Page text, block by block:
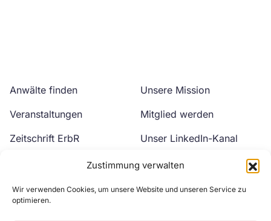
Zustimmung verwalten
Wir verwenden Cookies, um unsere Website und unseren Service zu
optimieren.
Anwälte finden
Veranstaltungen
Zeitschrift ErbR
Unsere Mission
Mitglied werden
Unser LinkedIn-Kanal
Unser YouTube-Kanal